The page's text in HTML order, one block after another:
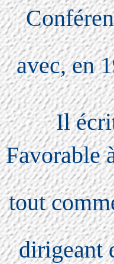
avec, en
Il
Favorable
tout
dirigeant